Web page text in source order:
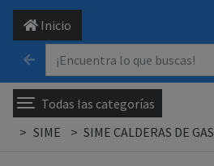
Inicio
Todas las categorías
SIME
SIME CALDERAS DE GAS